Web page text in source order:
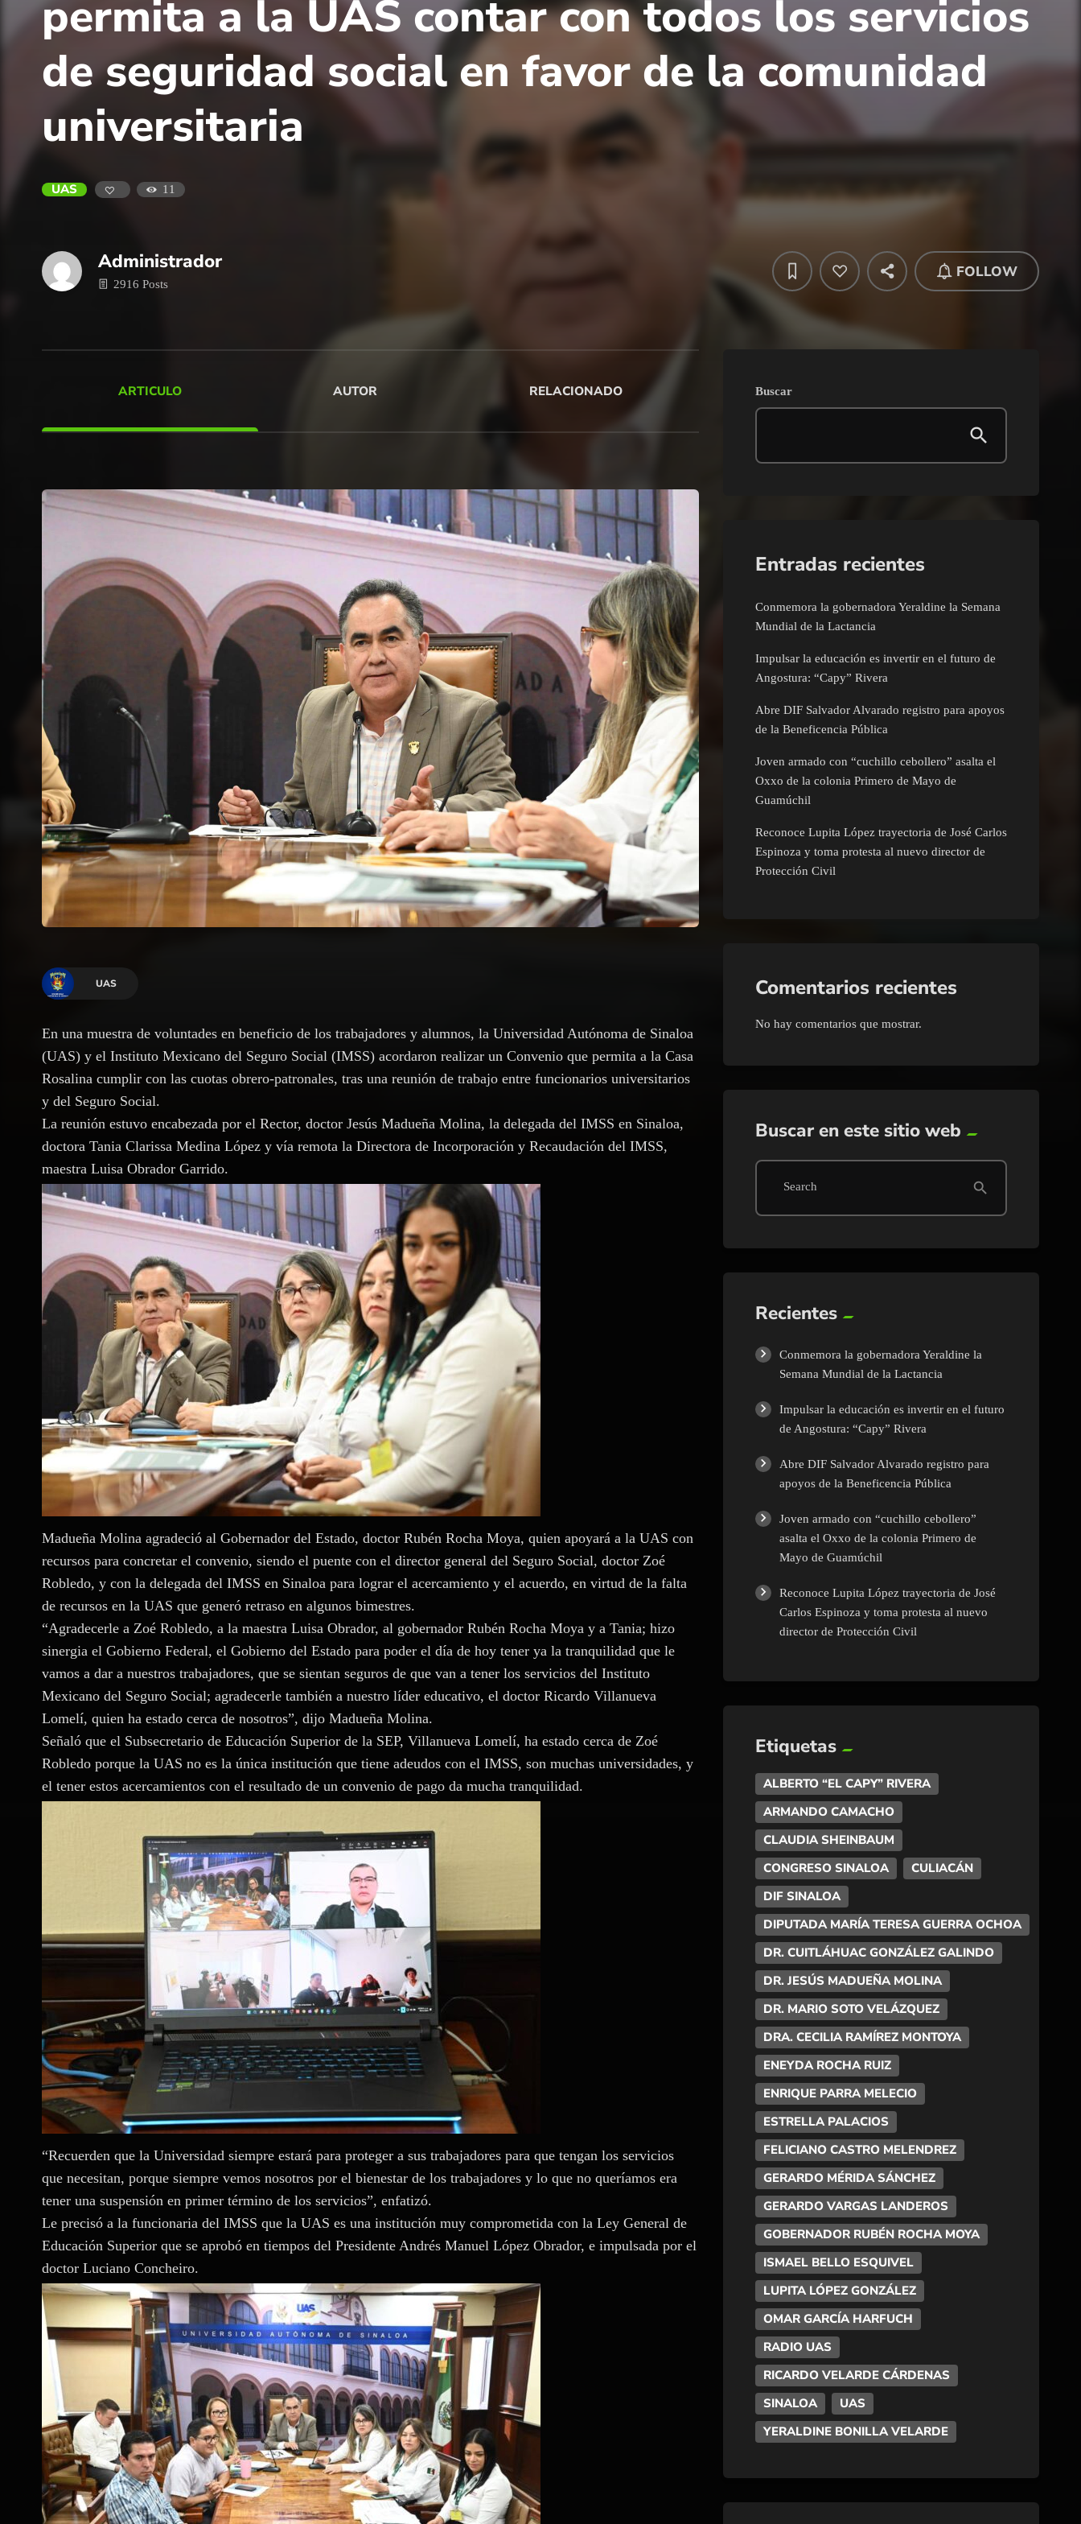
permita a la UAS contar con todos los servicios
de seguridad social en favor de la comunidad
universitaria
UAS 11
Administrador
2916 Posts
FOLLOW
ARTICULO AUTOR RELACIONADO
UAS
En una muestra de voluntades en beneficio de los trabajadores y alumnos, la Universidad Autónoma de Sinaloa
(UAS) y el Instituto Mexicano del Seguro Social (IMSS) acordaron realizar un Convenio que permita a la Casa
Rosalina cumplir con las cuotas obrero-patronales, tras una reunión de trabajo entre funcionarios universitarios
y del Seguro Social.
La reunión estuvo encabezada por el Rector, doctor Jesús Madueña Molina, la delegada del IMSS en Sinaloa,
doctora Tania Clarissa Medina López y vía remota la Directora de Incorporación y Recaudación del IMSS,
maestra Luisa Obrador Garrido.
Madueña Molina agradeció al Gobernador del Estado, doctor Rubén Rocha Moya, quien apoyará a la UAS con
recursos para concretar el convenio, siendo el puente con el director general del Seguro Social, doctor Zoé
Robledo, y con la delegada del IMSS en Sinaloa para lograr el acercamiento y el acuerdo, en virtud de la falta
de recursos en la UAS que generó retraso en algunos bimestres.
“Agradecerle a Zoé Robledo, a la maestra Luisa Obrador, al gobernador Rubén Rocha Moya y a Tania; hizo
sinergia el Gobierno Federal, el Gobierno del Estado para poder el día de hoy tener ya la tranquilidad que le
vamos a dar a nuestros trabajadores, que se sientan seguros de que van a tener los servicios del Instituto
Mexicano del Seguro Social; agradecerle también a nuestro líder educativo, el doctor Ricardo Villanueva
Lomelí, quien ha estado cerca de nosotros”, dijo Madueña Molina.
Señaló que el Subsecretario de Educación Superior de la SEP, Villanueva Lomelí, ha estado cerca de Zoé
Robledo porque la UAS no es la única institución que tiene adeudos con el IMSS, son muchas universidades, y
el tener estos acercamientos con el resultado de un convenio de pago da mucha tranquilidad.
“Recuerden que la Universidad siempre estará para proteger a sus trabajadores para que tengan los servicios
que necesitan, porque siempre vemos nosotros por el bienestar de los trabajadores y lo que no queríamos era
tener una suspensión en primer término de los servicios”, enfatizó.
Le precisó a la funcionaria del IMSS que la UAS es una institución muy comprometida con la Ley General de
Educación Superior que se aprobó en tiempos del Presidente Andrés Manuel López Obrador, e impulsada por el
doctor Luciano Concheiro.
Buscar
Entradas recientes
Conmemora la gobernadora Yeraldine la Semana
Mundial de la Lactancia
Impulsar la educación es invertir en el futuro de
Angostura: “Capy” Rivera
Abre DIF Salvador Alvarado registro para apoyos
de la Beneficencia Pública
Joven armado con “cuchillo cebollero” asalta el
Oxxo de la colonia Primero de Mayo de
Guamúchil
Reconoce Lupita López trayectoria de José Carlos
Espinoza y toma protesta al nuevo director de
Protección Civil
Comentarios recientes
No hay comentarios que mostrar.
Buscar en este sitio web
Search search
Recientes
Conmemora la gobernadora Yeraldine la
Semana Mundial de la Lactancia
Impulsar la educación es invertir en el futuro
de Angostura: “Capy” Rivera
Abre DIF Salvador Alvarado registro para
apoyos de la Beneficencia Pública
Joven armado con “cuchillo cebollero”
asalta el Oxxo de la colonia Primero de
Mayo de Guamúchil
Reconoce Lupita López trayectoria de José
Carlos Espinoza y toma protesta al nuevo
director de Protección Civil
Etiquetas
ALBERTO “EL CAPY” RIVERA
ARMANDO CAMACHO
CLAUDIA SHEINBAUM
CONGRESO SINALOA
CULIACÁN
DIF SINALOA
DIPUTADA MARÍA TERESA GUERRA OCHOA
DR. CUITLÁHUAC GONZÁLEZ GALINDO
DR. JESÚS MADUEÑA MOLINA
DR. MARIO SOTO VELÁZQUEZ
DRA. CECILIA RAMÍREZ MONTOYA
ENEYDA ROCHA RUIZ
ENRIQUE PARRA MELECIO
ESTRELLA PALACIOS
FELICIANO CASTRO MELENDREZ
GERARDO MÉRIDA SÁNCHEZ
GERARDO VARGAS LANDEROS
GOBERNADOR RUBÉN ROCHA MOYA
ISMAEL BELLO ESQUIVEL
LUPITA LÓPEZ GONZÁLEZ
OMAR GARCÍA HARFUCH
RADIO UAS
RICARDO VELARDE CÁRDENAS
SINALOA
UAS
YERALDINE BONILLA VELARDE